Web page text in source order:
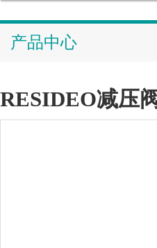
产品中心
RESIDEO减压